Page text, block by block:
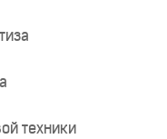
техники